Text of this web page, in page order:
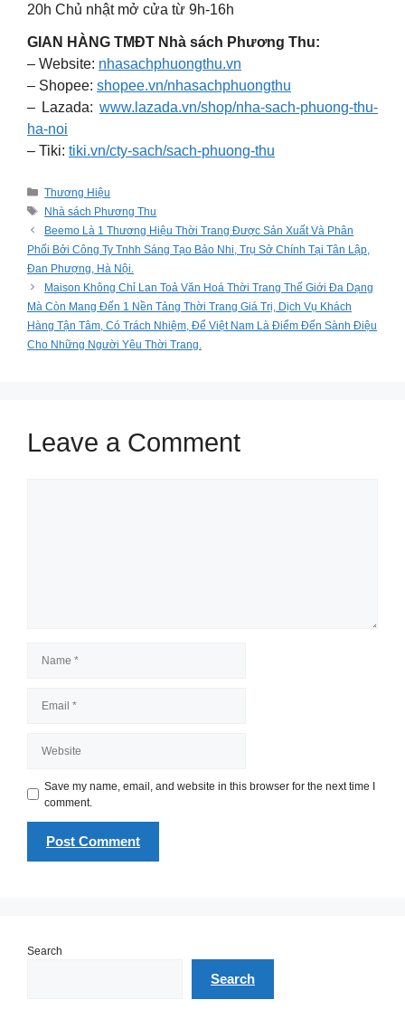
20h Chủ nhật mở cửa từ 9h-16h
GIAN HÀNG TMĐT Nhà sách Phương Thu:
– Website: nhasachphuongthu.vn
– Shopee: shopee.vn/nhasachphuongthu
– Lazada: www.lazada.vn/shop/nha-sach-phuong-thu-
ha-noi
– Tiki: tiki.vn/cty-sach/sach-phuong-thu
Categories
Thương Hiệu
Tags
Nhà sách Phương Thu
Beemo Là 1 Thương Hiệu Thời Trang Được Sản Xuất Và Phân
Phối Bởi Công Ty Tnhh Sáng Tạo Bảo Nhi, Trụ Sở Chính Tại Tân Lập,
Đan Phượng, Hà Nội.
Maison Không Chỉ Lan Toả Văn Hoá Thời Trang Thế Giới Đa Dạng
Mà Còn Mang Đến 1 Nền Tảng Thời Trang Giá Trị, Dịch Vụ Khách
Hàng Tận Tâm, Có Trách Nhiệm, Để Việt Nam Là Điểm Đến Sành Điệu
Cho Những Người Yêu Thời Trang.
Leave a Comment
Save my name, email, and website in this browser for the next time I
comment.
Search
Search